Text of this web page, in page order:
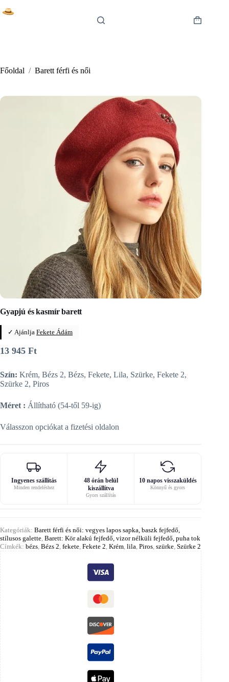
to
Shopping
Főoldal / Barett férfi és női
Gyapjú és kasmír barett
✓ Ajánlja Fekete Ádám
13 945 Ft
Szín: Krém, Bézs 2, Bézs, Fekete, Lila, Szürke, Fekete 2,
Szürke 2, Piros
Méret : Állítható (54-től 59-ig)
Válasszon opciókat a fizetési oldalon
Ingyenes szállítás
Minden rendeléshez
48 órán belül
kiszállítva
Gyors szállítás
10 napos visszaküldés
Könnyű és gyors
Kategóriák: Barett férfi és női: vegyes lapos sapka, baszk fejfedő,
stílusos galette Barett: Kör alakú fejfedő, vizor nélküli fejfedő, puha tok
Címkék: bézs Bézs 2 fekete Fekete 2 Krém lila Piros szürke Szürke 2